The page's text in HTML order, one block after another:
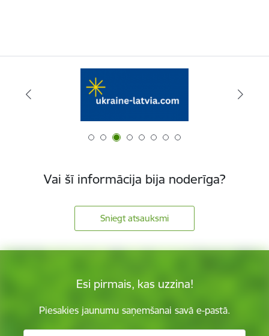
Vai šī informācija bija noderīga?
Sniegt atsauksmi
Esi pirmais, kas uzzina!
Piesakies jaunumu saņemšanai savā e-pastā.